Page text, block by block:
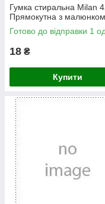
Гумка стиральна Milan
Прямокутна з малюнком
Готово до відправки 1 од.
18 ₴
Купити